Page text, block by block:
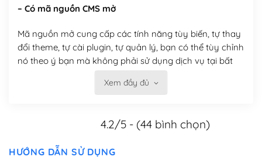
– Có mã nguồn CMS mở
Mã nguồn mở cung cấp các tính năng tùy biến, tự thay
đổi theme, tự cài plugin, tự quản lý, bạn có thể tùy chỉnh
nó theo ý bạn mà không phải sử dụng dịch vụ tại bất
Xem đầy đủ
4.2/5 - (44 bình chọn)
HƯỚNG DẪN SỬ DỤNG